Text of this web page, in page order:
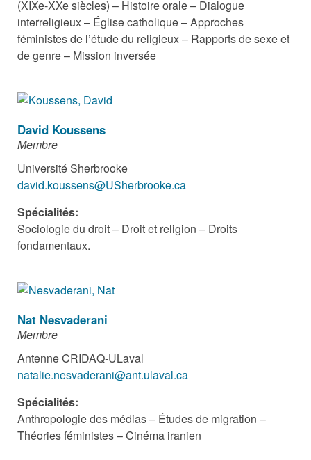
(XIXe-XXe siècles) – Histoire orale – Dialogue
interreligieux – Église catholique – Approches
féministes de l’étude du religieux – Rapports de sexe et
de genre – Mission inversée
David Koussens
Membre
Université Sherbrooke
david.koussens@USherbrooke.ca
Spécialités:
Sociologie du droit – Droit et religion – Droits
fondamentaux.
Nat Nesvaderani
Membre
Antenne CRIDAQ-ULaval
natalie.nesvaderani@ant.ulaval.ca
Spécialités:
Anthropologie des médias – Études de migration –
Théories féministes – Cinéma iranien